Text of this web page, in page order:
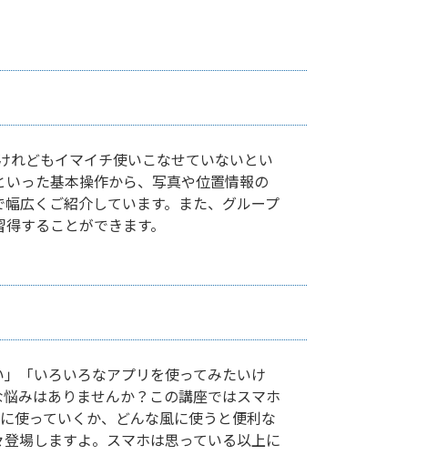
れどもイマイチ使いこなせていないとい
った基本操作から、写真や位置情報の
広くご紹介しています。また、グループ
することができます。
「いろいろなアプリを使ってみたいけ
みはありませんか？この講座ではスマホ
使っていくか、どんな風に使うと便利な
場しますよ。スマホは思っている以上に